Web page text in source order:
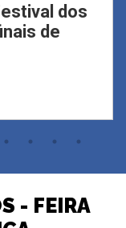
dos
de
- FEIRA